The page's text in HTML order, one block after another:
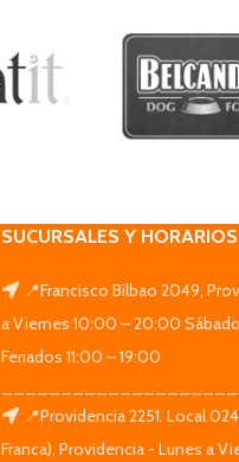
SUCURSALES Y HORARIOS
📍Francisco Bilbao 2049,
a Viernes 10:00 – 20:00
Feriados 11:00 – 19:00
📍Providencia 2251. Local
Franca), Providencia - Lunes a